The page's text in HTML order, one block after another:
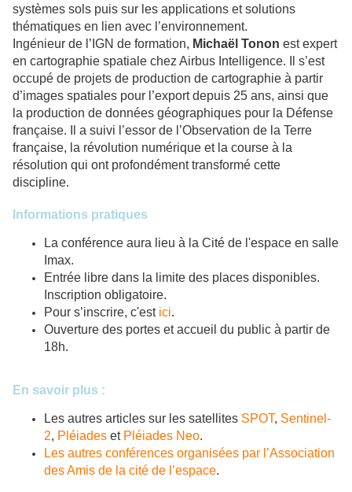
systèmes sols puis sur les applications et solutions
thématiques en lien avec l’environnement.
Ingénieur de l’IGN de formation, Michaël Tonon est expert
en cartographie spatiale chez Airbus Intelligence. Il s’est
occupé de projets de production de cartographie à partir
d’images spatiales pour l’export depuis 25 ans, ainsi que
la production de données géographiques pour la Défense
française. Il a suivi l’essor de l’Observation de la Terre
française, la révolution numérique et la course à la
résolution qui ont profondément transformé cette
discipline.
Informations pratiques
La conférence aura lieu à la Cité de l'espace en salle
Imax.
Entrée libre dans la limite des places disponibles.
Inscription obligatoire.
Pour s’inscrire, c'est ici.
Ouverture des portes et accueil du public à partir de
18h.
En savoir plus :
Les autres articles sur les satellites SPOT, Sentinel-
2, Pléiades et Pléiades Neo.
Les autres conférences organisées par l’Association
des Amis de la cité de l’espace.